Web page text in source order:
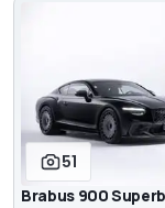
51
Brabus 900